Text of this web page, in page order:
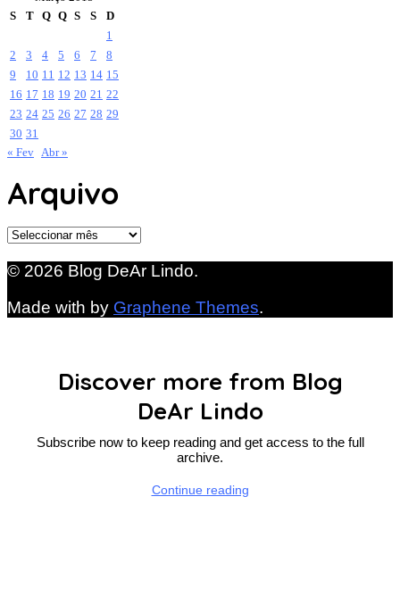
S
T Q Q S S
D
1
2
3 4 5 6 7
8
9
10 11 12 13 14 15
16 17 18 19 20 21 22
23 24 25 26 27 28 29
30 31
« Fev Abr »
Arquivo
Arquivo
© 2026 Blog DeAr Lindo.
Made with by Graphene Themes.
Discover more from Blog
DeAr Lindo
Subscribe now to keep reading and get access to the full
archive.
Continue reading